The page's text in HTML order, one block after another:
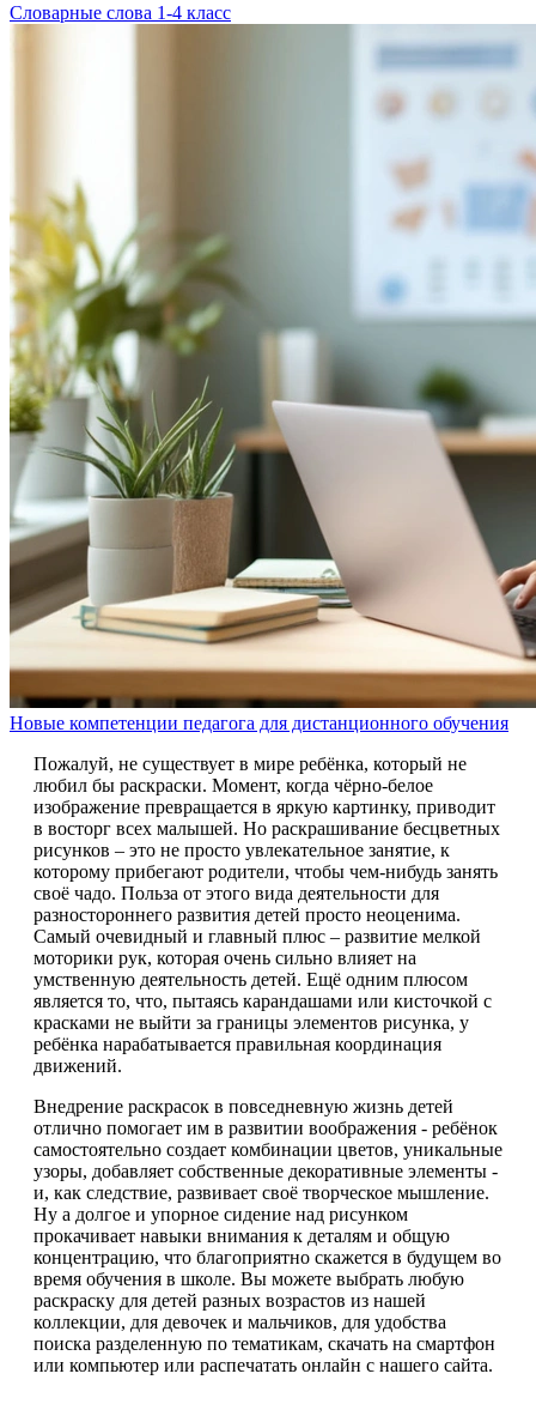
Словарные слова 1-4 класс
Новые компетенции педагога для дистанционного обучения
Пожалуй, не существует в мире ребёнка, который не
любил бы раскраски. Момент, когда чёрно-белое
изображение превращается в яркую картинку, приводит
в восторг всех малышей. Но раскрашивание бесцветных
рисунков – это не просто увлекательное занятие, к
которому прибегают родители, чтобы чем-нибудь занять
своё чадо. Польза от этого вида деятельности для
разностороннего развития детей просто неоценима.
Самый очевидный и главный плюс – развитие мелкой
моторики рук, которая очень сильно влияет на
умственную деятельность детей. Ещё одним плюсом
является то, что, пытаясь карандашами или кисточкой с
красками не выйти за границы элементов рисунка, у
ребёнка нарабатывается правильная координация
движений.
Внедрение раскрасок в повседневную жизнь детей
отлично помогает им в развитии воображения - ребёнок
самостоятельно создает комбинации цветов, уникальные
узоры, добавляет собственные декоративные элементы -
и, как следствие, развивает своё творческое мышление.
Ну а долгое и упорное сидение над рисунком
прокачивает навыки внимания к деталям и общую
концентрацию, что благоприятно скажется в будущем во
время обучения в школе. Вы можете выбрать любую
раскраску для детей разных возрастов из нашей
коллекции, для девочек и мальчиков, для удобства
поиска разделенную по тематикам, скачать на смартфон
или компьютер или распечатать онлайн с нашего сайта.